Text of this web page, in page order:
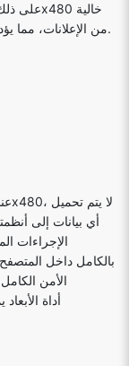
من الإعلانات، مما يؤدي إلى تجربة مستخدم أكثر متعة للمستخدم النهائي.
أي بيانات إلى
الإجراءات
الأمن